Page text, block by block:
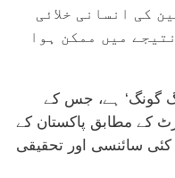
کی انسانی خلائی
میں ممکن ہوا
گونگ‘ ہے، جس کے
کے مطابق پاکستان کے
سائنسی اور تحقیقی